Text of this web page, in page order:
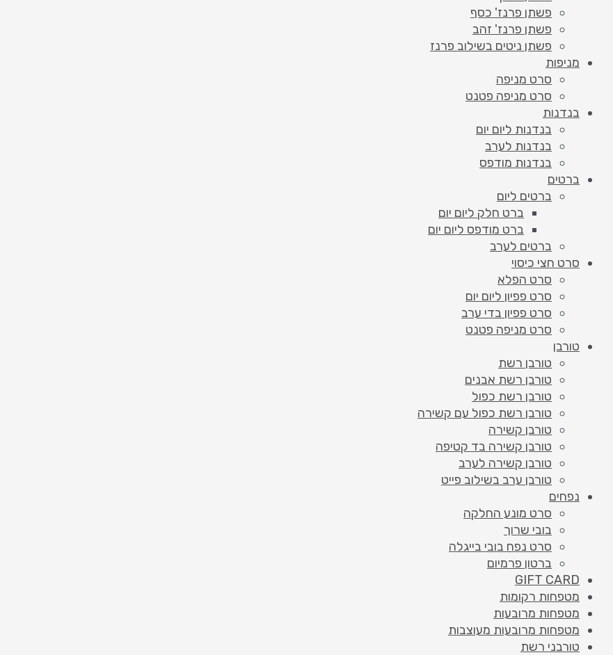
פשתן פרנז' כסף
פשתן פרנז' זהב
פשתן ניטים בשילוב פרנז
מניפות
סרט מניפה
סרט מניפה פטנט
בנדנות
בנדנות ליום יום
בנדנות לערב
בנדנות מודפס
ברטים
ברטים ליום
ברט חלק ליום יום
ברט מודפס ליום יום
ברטים לערב
סרט חצי כיסוי
סרט הפלא
סרט פפיון ליום יום
סרט פפיון בדי ערב
סרט מניפה פטנט
טורבן
טורבן רשת
טורבן רשת אבנים
טורבן רשת כפול
טורבן רשת כפול עם קשירה
טורבן קשירה
טורבן קשירה בד קטיפה
טורבן קשירה לערב
טורבן ערב בשילוב פייט
נפחים
סרט מונע החלקה
בובי שרוך
סרט נפח בובי בייגלה
ברטון פרמיום
GIFT CARD
מטפחות רקומות
מטפחות מרובעות
מטפחות מרובעות מעוצבות
טורבני רשת